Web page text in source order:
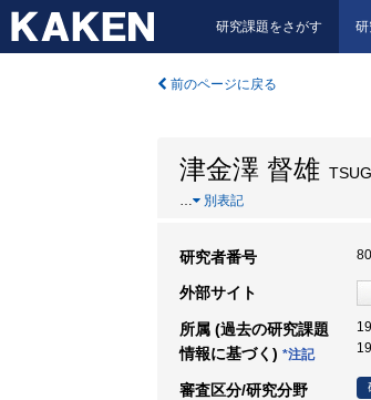
研究課題をさがす
前のページに戻る
津金澤 督雄
… 別表記
研究者番号
外部サイト
所属 (過去の研究課題
情報に基づく) *注記
審査区分/研究分野